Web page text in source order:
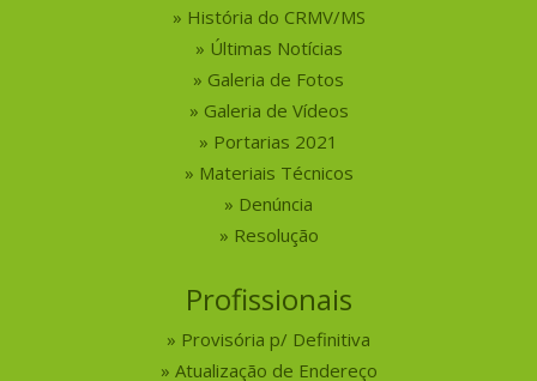
História do CRMV/MS
Últimas Notícias
Galeria de Fotos
Galeria de Vídeos
Portarias 2021
Materiais Técnicos
Denúncia
Resolução
Profissionais
Provisória p/ Definitiva
Atualização de Endereço